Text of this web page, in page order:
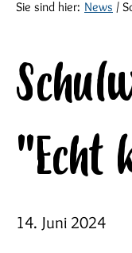
Sie sind hier: News /
"Echt
14. Juni 2024